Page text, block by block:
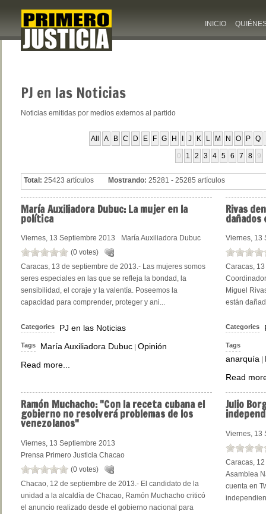
INICIO
PJ en las Noticias
Noticias emitidas por medios externos al partido
All A B C D E F G H J K L M N O P Q
0 1 2 3 4 5 6 7 8 9
Total: 25423 artículos Mostrando: 25281 - 25285 artículos
MaríaAuxiliadora Dubuc: La mujer en la
política
Viernes, 13 Septiembre 2013
María Auxiliadora Dubuc
(0 votes)
Caracas, 13 de septiembre de 2013.- Las mujeres somos
seres especiales en las que se refleja la bondad, la
sensibilidad, el coraje y la valentía. Poseemos la
capacidad para comprender, proteger y ani...
Categories PJ en las Noticias
Tags María Auxiliadora Dubuc Opinión
Read more...
Rivas
dañados
Viernes, 13
Caracas,
Miguel
están
Categories
Tags
anarquía|
Read
Ramón Muchacho: "Con la receta cubana el
gobierno no resolverá problemas de los
venezolanos"
Viernes, 13 Septiembre 2013
Prensa Primero Justicia Chacao
(0 votes)
Chacao, 12 de septiembre de 2013.- El candidato de la
unidad a la alcaldía de Chacao, Ramón Muchacho criticó
el anuncio realizado desde el gobierno nacional para
Julio
Viernes, 13
Caracas,
Asamblea
cuenta en